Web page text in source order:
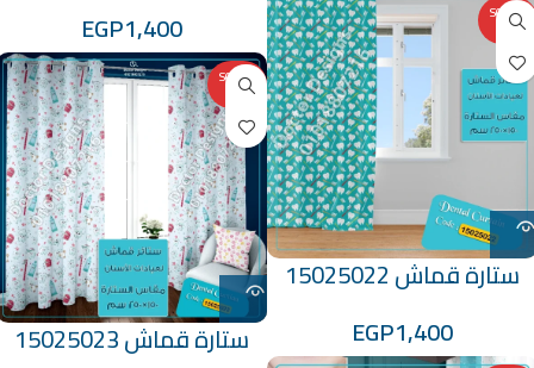
EGP1,400 SOLD O
UT
ستارة قماش 15025022
EGP1,400
SOLD O
UT
ستارة قماش 15025023